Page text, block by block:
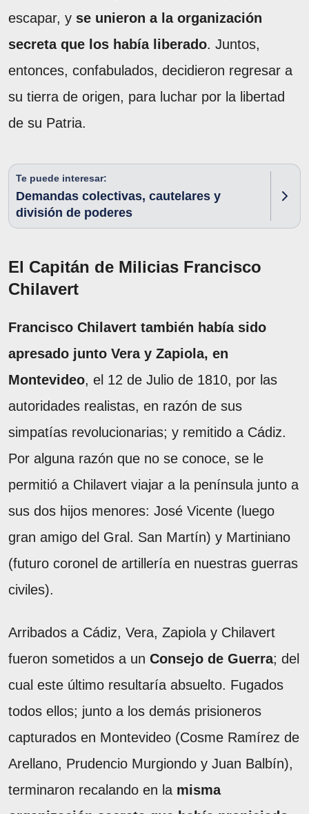
escapar, y se unieron a la organización
secreta que los había liberado. Juntos,
entonces, confabulados, decidieron regresar a
su tierra de origen, para luchar por la libertad
de su Patria.
Te puede interesar:
Demandas colectivas, cautelares y
división de poderes
El Capitán de Milicias Francisco
Chilavert
Francisco Chilavert también había sido
apresado junto Vera y Zapiola, en
Montevideo, el 12 de Julio de 1810, por las
autoridades realistas, en razón de sus
simpatías revolucionarias; y remitido a Cádiz.
Por alguna razón que no se conoce, se le
permitió a Chilavert viajar a la península junto a
sus dos hijos menores: José Vicente (luego
gran amigo del Gral. San Martín) y Martiniano
(futuro coronel de artillería en nuestras guerras
civiles).
Arribados a Cádiz, Vera, Zapiola y Chilavert
fueron sometidos a un Consejo de Guerra; del
cual este último resultaría absuelto. Fugados
todos ellos; junto a los demás prisioneros
capturados en Montevideo (Cosme Ramírez de
Arellano, Prudencio Murgiondo y Juan Balbín),
terminaron recalando en la misma